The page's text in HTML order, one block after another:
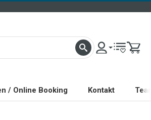
/ Online Booking Kontakt